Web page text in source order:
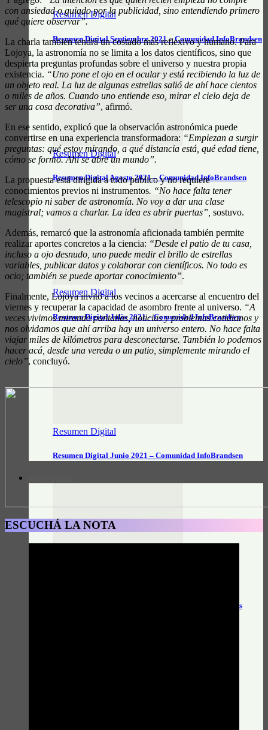
Resumen Digital
Resumen Digital Septiembre 2021 – Comunidad InfoBrandsen
Resumen Digital
Resumen Digital Agosto 2021 – Comunidad InfoBrandsen
Resumen Digital
Resumen Digital Julio 2021 – Comunidad InfoBrandsen
Resumen Digital
Resumen Digital Junio 2021 – Comunidad InfoBrandsen
Horarios y tarifas del tren Alejandro Korn – Chascomús
con ansiedad o guiado por la publicidad, sino entendiendo primero
qué quiere observar”.
La charla también tendrá un costado más reflexivo y humano. Para
Lojoya, la astronomía no se limita a los datos científicos, sino que
despierta preguntas profundas sobre el universo y nuestra propia
existencia. “Uno pone el ojo en el ocular y está recibiendo la luz de
un objeto real. La luz de algunas estrellas salió de ahí hace cientos
o miles de años. Cuando uno entiende eso, mirar el cielo deja de
ser una cosa decorativa”, afirmó.
En ese sentido, explicó que la observación astronómica puede
convertirse en una experiencia transformadora: “Empiezan a surgir
preguntas: qué estoy mirando, a qué distancia está, qué edad tiene,
cómo se formó. Ahí se abre un mundo”.
La propuesta está dirigida a todo público y no requiere
conocimientos previos ni instrumentos. “No hace falta tener
telescopio ni saber de astronomía. No voy a dar una clase
magistral; vamos a charlar. La idea es abrir puertas”, sostuvo.
Además, remarcó que la astronomía aficionada también permite
realizar aportes concretos a la ciencia: “Desde el patio de tu casa,
incluso a ojo desnudo, uno puede medir el brillo de estrellas
variables, publicar datos y colaborar con científicos. No todo es
ocio; también se puede aportar conocimiento”.
Finalmente, Lojoya invitó a los vecinos a acercarse al encuentro del
viernes y recuperar la capacidad de asombro frente al universo. “A
veces vivimos mirando pantallas, noticias y problemas cotidianos y
nos olvidamos que ahí arriba hay un universo entero. No hace falta
viajar miles de kilómetros para desconectarse. También lo podemos
hacer acá, desde una vereda o un patio, simplemente mirando el
cielo”, concluyó.
ESCUCHÁ LA NOTA